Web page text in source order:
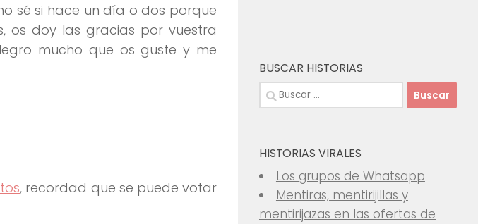
sé si hace un día o dos porque
os doy las gracias por vuestra
mucho que os guste y me
, recordad que se puede votar
BUSCAR HISTORIAS
Buscar:
HISTORIAS VIRALES
Los grupos de Whatsapp
Mentiras, mentirijillas y
mentirijazas en las ofertas de